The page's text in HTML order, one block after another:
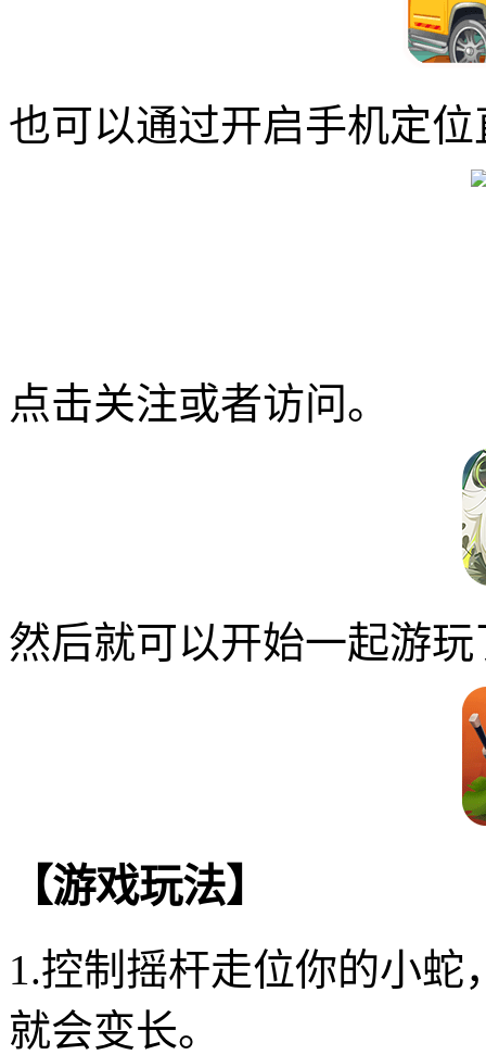
也可以通过开启手机定
点击关注或者访问。
然后就可以开始一起游玩
【游戏玩法】
1.控制摇杆走位你的小
就会变长。